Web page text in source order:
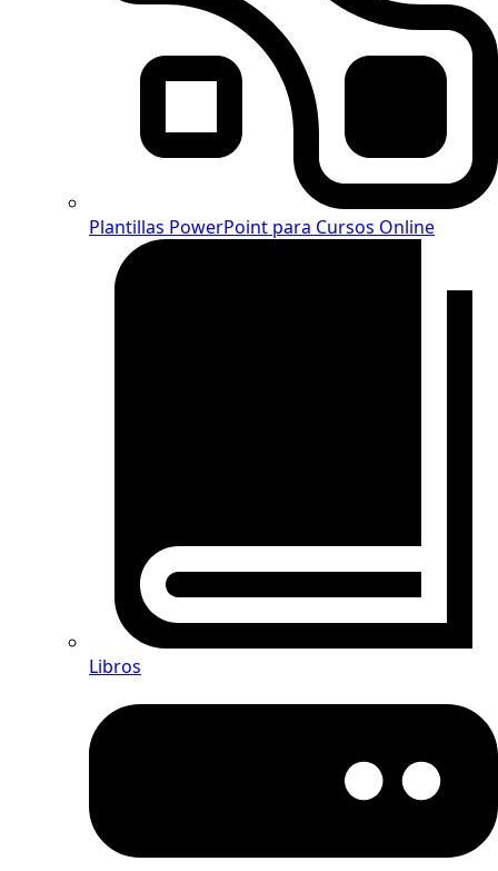
Plantillas PowerPoint para Cursos Online
Libros